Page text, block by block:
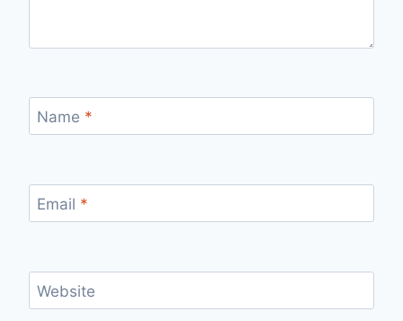
Name *
Email *
Website